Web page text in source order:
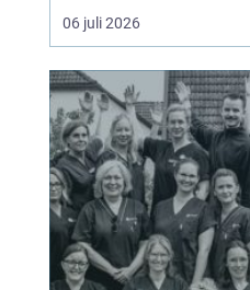
börjar skava och
vardagen känns mer
samarbete. När
konflikter upprepas,
tystnaden växer eller
avståndet kä...
06 juli 2026